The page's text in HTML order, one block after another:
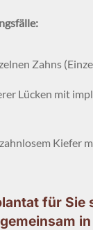
Zahns
Lücken mit
Kiefer
für Sie